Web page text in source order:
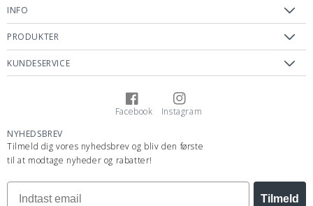
INFO
PRODUKTER
KUNDESERVICE
Facebook
Facebook
Instagram
Instagram
NYHEDSBREV
Tilmeld dig vores nyhedsbrev og bliv den første
til at modtage nyheder og rabatter!
Tilmeld